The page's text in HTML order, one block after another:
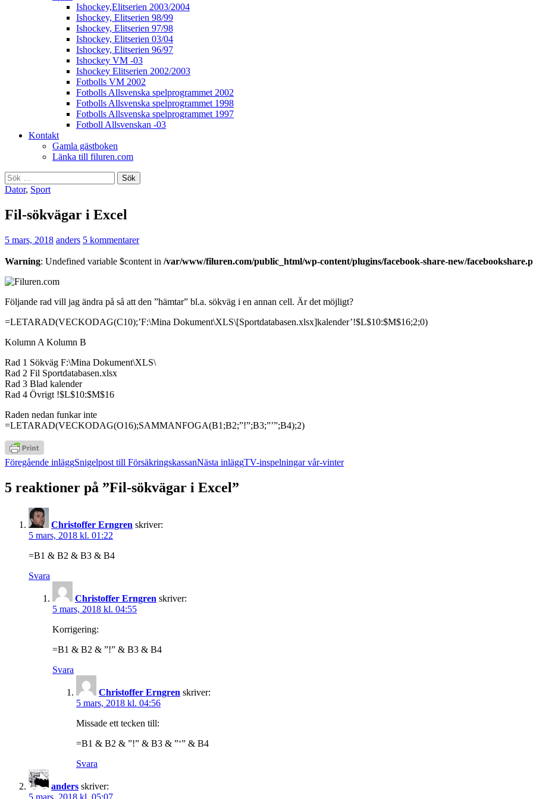
Ishockey,Elitserien 2003/2004
Ishockey, Elitserien 98/99
Ishockey, Elitserien 97/98
Ishockey, Elitserien 03/04
Ishockey, Elitserien 96/97
Ishockey VM -03
Ishockey Elitserien 2002/2003
Fotbolls VM 2002
Fotbolls Allsvenska spelprogrammet 2002
Fotbolls Allsvenska spelprogrammet 1998
Fotbolls Allsvenska spelprogrammet 1997
Fotboll Allsvenskan -03
Kontakt
Gamla gästboken
Länka till filuren.com
Sök
efter:
Dator, Sport
Fil-sökvägar i Excel
5 mars, 2018 anders 5 kommentarer
Warning: Undefined variable $content in /var/www/filuren.com/public_html/wp-content/plugins/facebook-share-new/
Följande rad vill jag ändra på så att den ”hämtar” bl.a. sökväg i en annan cell. Är det möjligt?
=LETARAD(VECKODAG(C10);’F:\Mina Dokument\XLS\[Sportdatabasen.xlsx]kalender’!$L$10:$M$16;2;0)
Kolumn A Kolumn B
Rad 1 Sökväg F:\Mina Dokument\XLS\
Rad 2 Fil Sportdatabasen.xlsx
Rad 3 Blad kalender
Rad 4 Övrigt !$L$10:$M$16
Raden nedan funkar inte
=LETARAD(VECKODAG(O16);SAMMANFOGA(B1;B2;”!”;B3;”’”;B4);2)
Inläggsnavigering
Föregående inläggSnigelpost till FörsäkringskassanNästa inläggTV-inspelningar vår-vinter
5 reaktioner på ”Fil-sökvägar i Excel”
Christoffer Erngren skriver:
5 mars, 2018 kl. 01:22
=B1 & B2 & B3 & B4
Svara
Christoffer Erngren skriver:
5 mars, 2018 kl. 04:55
Korrigering:
=B1 & B2 & ”!” & B3 & B4
Svara
Christoffer Erngren skriver:
5 mars, 2018 kl. 04:56
Missade ett tecken till:
=B1 & B2 & ”!” & B3 & ”‘” & B4
Svara
anders skriver:
5 mars, 2018 kl. 05:07